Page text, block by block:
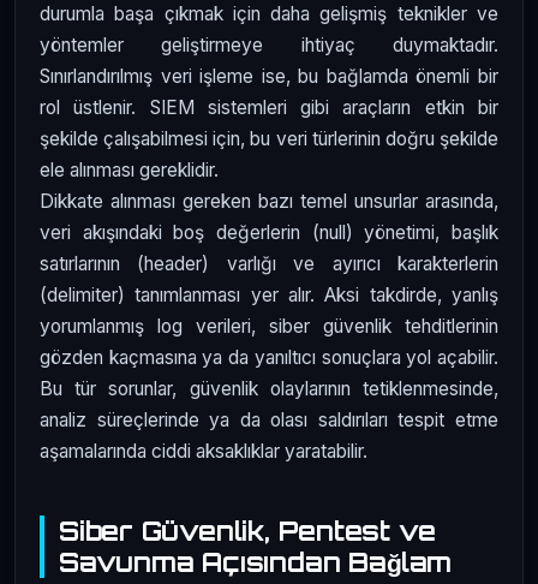
durumla başa çıkmak için daha gelişmiş teknikler ve
yöntemler geliştirmeye ihtiyaç duymaktadır.
Sınırlandırılmış veri işleme ise, bu bağlamda önemli bir
rol üstlenir. SIEM sistemleri gibi araçların etkin bir
şekilde çalışabilmesi için, bu veri türlerinin doğru şekilde
ele alınması gereklidir.
Dikkate alınması gereken bazı temel unsurlar arasında,
veri akışındaki boş değerlerin (null) yönetimi, başlık
satırlarının (header) varlığı ve ayırıcı karakterlerin
(delimiter) tanımlanması yer alır. Aksi takdirde, yanlış
yorumlanmış log verileri, siber güvenlik tehditlerinin
gözden kaçmasına ya da yanıltıcı sonuçlara yol açabilir.
Bu tür sorunlar, güvenlik olaylarının tetiklenmesinde,
analiz süreçlerinde ya da olası saldırıları tespit etme
aşamalarında ciddi aksaklıklar yaratabilir.
Siber Güvenlik, Pentest ve
Savunma Açısından Bağlam